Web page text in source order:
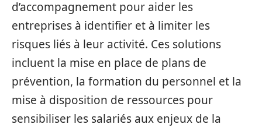
d’accompagnement pour aider les
entreprises à identifier et à limiter les
risques liés à leur activité. Ces solutions
incluent la mise en place de plans de
prévention, la formation du personnel et la
mise à disposition de ressources pour
sensibiliser les salariés aux enjeux de la